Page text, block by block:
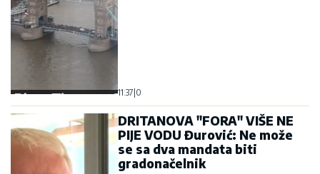
11:37|0
DRITANOVA "FORA" VIŠE NE
PIJE VODU Đurović: Ne može
se sa dva mandata biti
gradonačelnik